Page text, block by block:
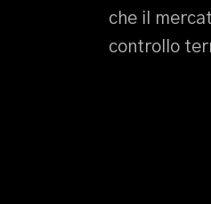
che il
controllo